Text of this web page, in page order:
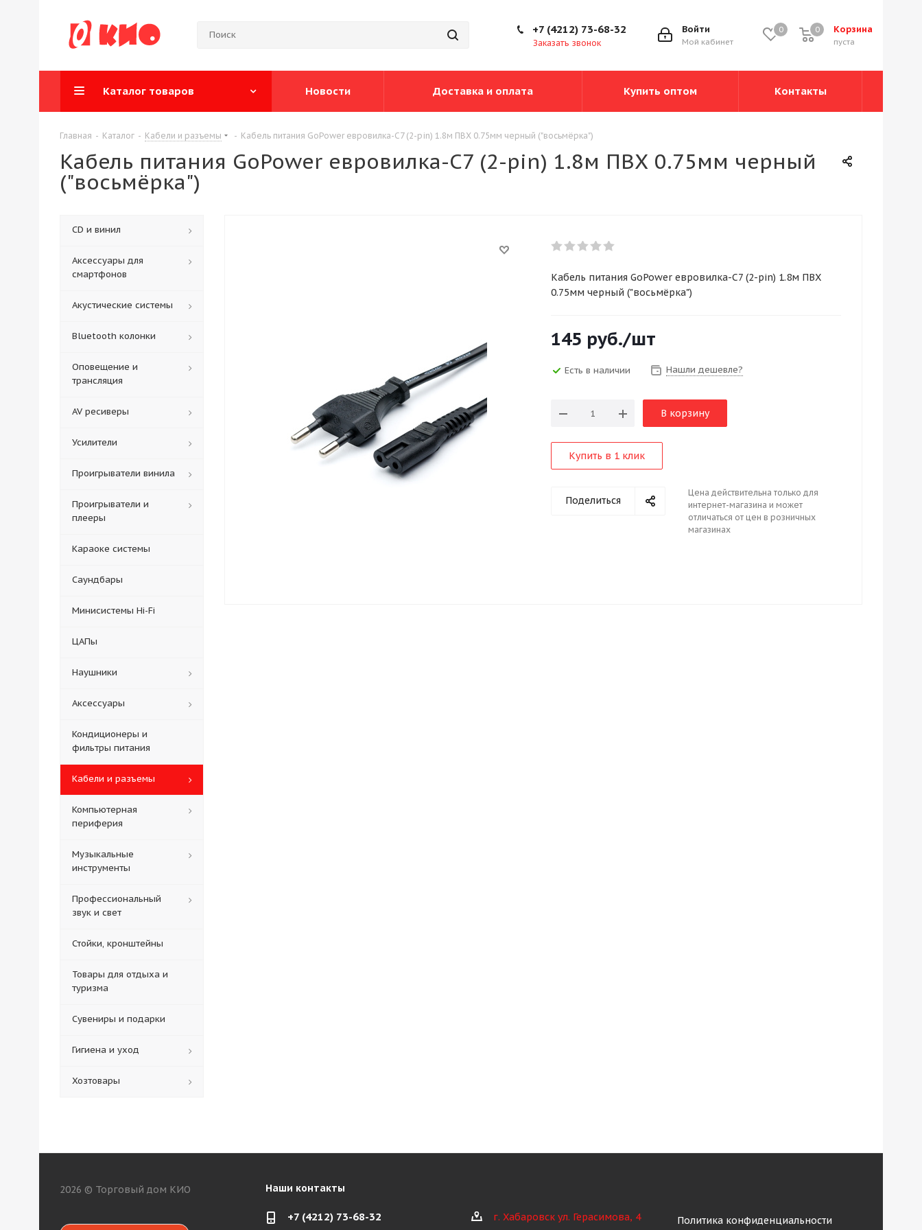
0 Корзина
0
пуста
0
Войти
Мой кабинет
+7 (4212) 73-68-32
Заказать звонок
Каталог товаров Новости Доставка и оплата Купить оптом Контакты
Главная - Каталог - Кабели и разъемы - Кабель питания GoPower евровилка-C7 (2-pin) 1.8м ПВХ 0.75мм черный ("восьмёрка")
Кабель питания GoPower евровилка-C7 (2-pin) 1.8м ПВХ 0.75мм черный
("восьмёрка")
Кабель питания GoPower евровилка-C7 (2-pin) 1.8м ПВХ
0.75мм черный ("восьмёрка")
145 руб./шт
Есть в наличии Нашли дешевле?
В корзину
Купить в 1 клик
Поделиться
Цена действительна только для
интернет-магазина и может
отличаться от цен в розничных
магазинах
CD и винил
Аксессуары для
смартфонов
Акустические системы
Bluetooth колонки
Оповещение и
трансляция
AV ресиверы
Усилители
Проигрыватели винила
Проигрыватели и
плееры
Караоке системы
Саундбары
Минисистемы Hi-Fi
ЦАПы
Наушники
Аксессуары
Кондиционеры и
фильтры питания
Кабели и разъемы
Компьютерная
периферия
Музыкальные
инструменты
Профессиональный
звук и свет
Стойки, кронштейны
Товары для отдыха и
туризма
Сувениры и подарки
Гигиена и уход
Хозтовары
2026 © Торговый дом КИО Наши контакты
+7 (4212) 73-68-32 г. Хабаровск ул. Герасимова, 4 Политика конфиденциальности